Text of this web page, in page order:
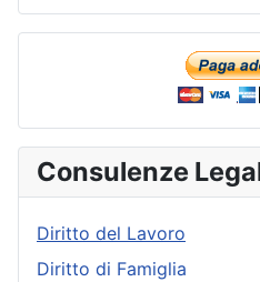
Consulenze
Diritto del Lavoro
Diritto di Famiglia